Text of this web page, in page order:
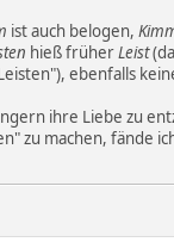
ist auch belogen,
hieß früherLeist
ebenfalls
ihre Liebe zu
zu machen, fände